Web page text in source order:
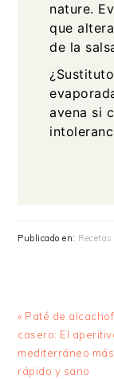
nature.
que
de la
avena si
Publicado en:
Entrada
anterior:
« Paté de
casero: El
mediterráneo
rápido y sano